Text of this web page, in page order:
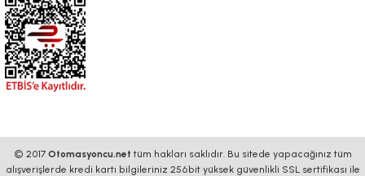
© 2017 Otomasyoncu.net tüm hakları saklıdır. Bu sitede yapacağınız tüm
alışverişlerde kredi kartı bilgileriniz 256bit yüksek güvenlikli SSL sertifikası ile